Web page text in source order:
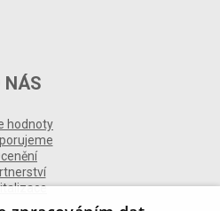
NÁS
hodnoty